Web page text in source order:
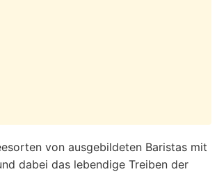
von ausgebildeten Baristas mit
dabei das lebendige Treiben der